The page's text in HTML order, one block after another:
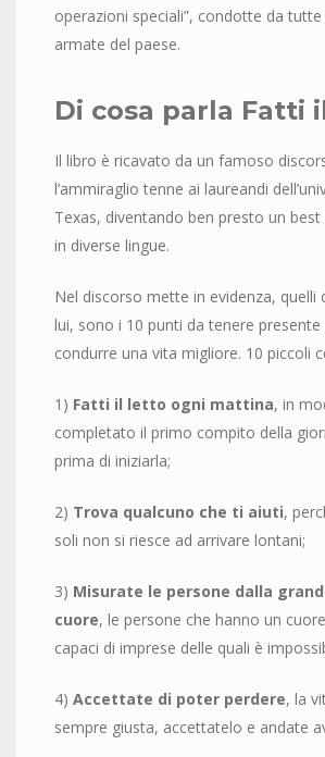
operazioni speciali”, condotte da
armate del paese.
Di cosa parla Fatti
Il libro è ricavato da un famoso
l’ammiraglio tenne ai laureandi
Texas, diventando ben presto un
in diverse lingue.
Nel discorso mette in evidenza, quelli
lui, sono i 10 punti da tenere
condurre una vita migliore. 10 piccoli
1) Fatti il letto ogni mattina, in
completato il primo compito della
prima di iniziarla;
2) Trova qualcuno che ti aiuti,
soli non si riesce ad arrivare lontani;
3) Misurate le persone dalla
cuore, le persone che hanno un
capaci di imprese delle quali è
4) Accettate di poter perdere, la
sempre giusta, accettatelo e andate